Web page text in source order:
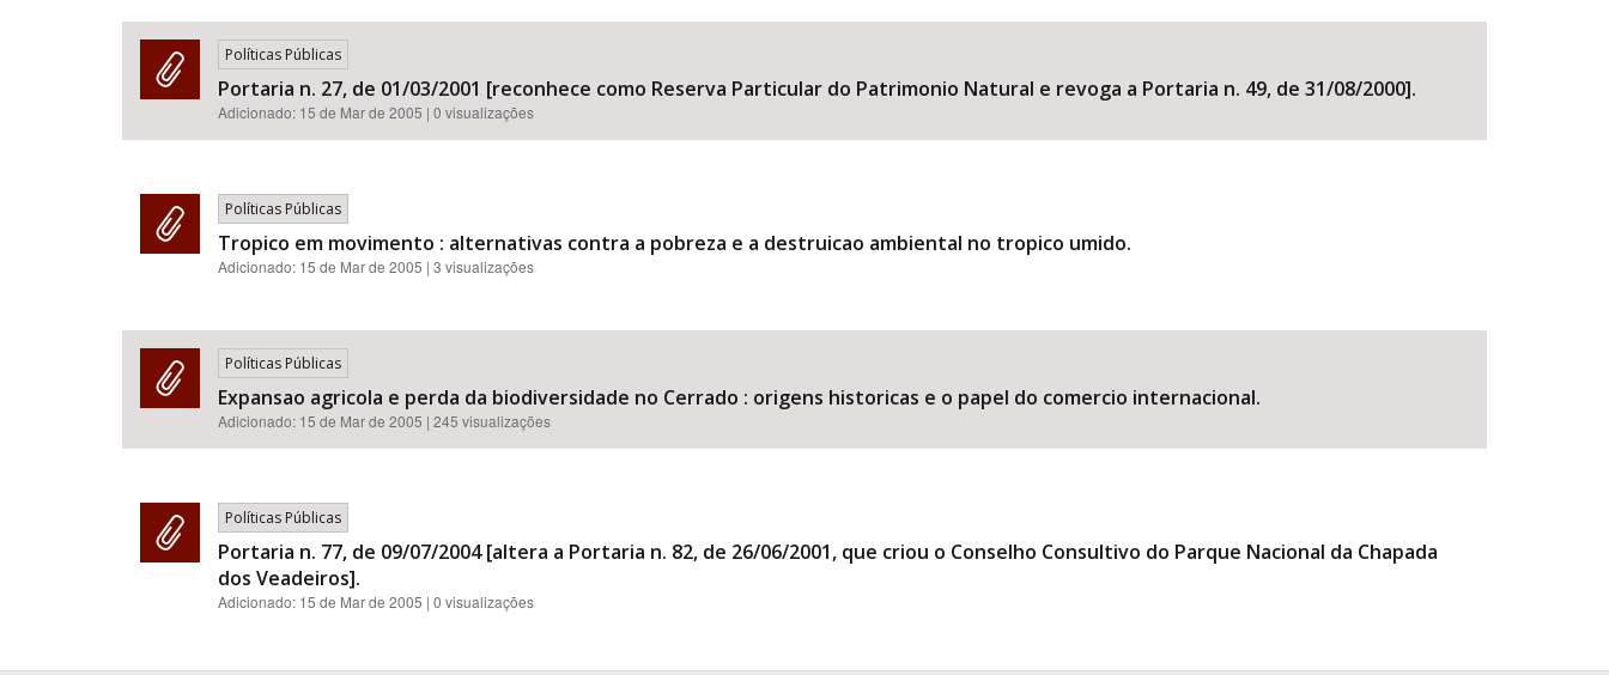
Políticas Públicas
Portaria n. 27, de 01/03/2001 [reconhece como Reserva Particular do Patrimonio Natural e revoga a Portaria n. 49, de 31/08/2000].
Adicionado: 15 de Mar de 2005 | 0 visualizações
Políticas Públicas
Tropico em movimento : alternativas contra a pobreza e a destruicao ambiental no tropico umido.
Adicionado: 15 de Mar de 2005 | 3 visualizações
Políticas Públicas
Expansao agricola e perda da biodiversidade no Cerrado : origens historicas e o papel do comercio internacional.
Adicionado: 15 de Mar de 2005 | 245 visualizações
Políticas Públicas
Portaria n. 77, de 09/07/2004 [altera a Portaria n. 82, de 26/06/2001, que criou o Conselho Consultivo do Parque Nacional da Chapada
dos Veadeiros].
Adicionado: 15 de Mar de 2005 | 0 visualizações